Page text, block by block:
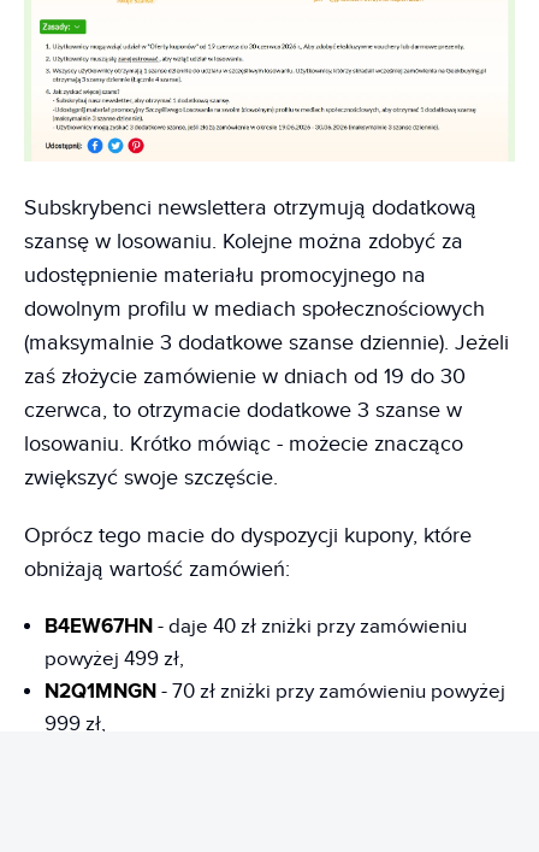
Subskrybenci newslettera otrzymują dodatkową
szansę w losowaniu. Kolejne można zdobyć za
udostępnienie materiału promocyjnego na
dowolnym profilu w mediach społecznościowych
(maksymalnie 3 dodatkowe szanse dziennie). Jeżeli
zaś złożycie zamówienie w dniach od 19 do 30
czerwca, to otrzymacie dodatkowe 3 szanse w
losowaniu. Krótko mówiąc - możecie znacząco
zwiększyć swoje szczęście.
Oprócz tego macie do dyspozycji kupony, które
obniżają wartość zamówień:
B4EW67HN - daje 40 zł zniżki przy zamówieniu
powyżej 499 zł,
N2Q1MNGN - 70 zł zniżki przy zamówieniu powyżej
999 zł,